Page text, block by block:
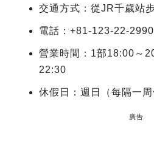
交通方式：從JR千歲站
電話：+81-123-22-2990
營業時間：1部18:00～
22:30
休假日：週日（每隔一周
廣告